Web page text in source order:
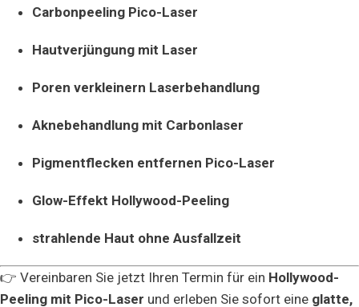
Carbonpeeling Pico-Laser
Hautverjüngung mit Laser
Poren verkleinern Laserbehandlung
Aknebehandlung mit Carbonlaser
Pigmentflecken entfernen Pico-Laser
Glow-Effekt Hollywood-Peeling
strahlende Haut ohne Ausfallzeit
👉 Vereinbaren Sie jetzt Ihren Termin für ein Hollywood-
Peeling mit Pico-Laser und erleben Sie sofort eine glatte,